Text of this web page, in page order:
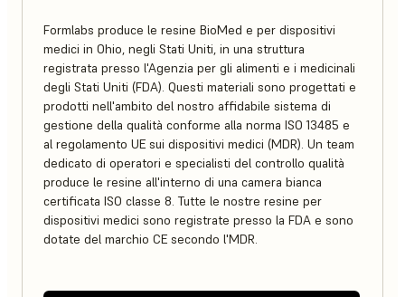
Formlabs produce le resine BioMed e per dispositivi
medici in Ohio, negli Stati Uniti, in una struttura
registrata presso l'Agenzia per gli alimenti e i medicinali
degli Stati Uniti (FDA). Questi materiali sono progettati e
prodotti nell'ambito del nostro affidabile sistema di
gestione della qualità conforme alla norma ISO 13485 e
al regolamento UE sui dispositivi medici (MDR). Un team
dedicato di operatori e specialisti del controllo qualità
produce le resine all'interno di una camera bianca
certificata ISO classe 8. Tutte le nostre resine per
dispositivi medici sono registrate presso la FDA e sono
dotate del marchio CE secondo l'MDR.